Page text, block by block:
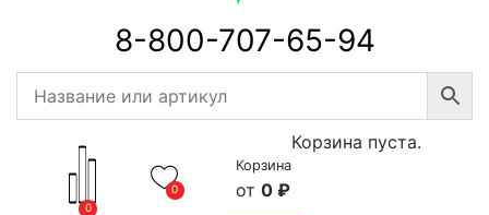
8-800-707-65-94
0
0
Корзина
0 ₽
Корзина пуста.